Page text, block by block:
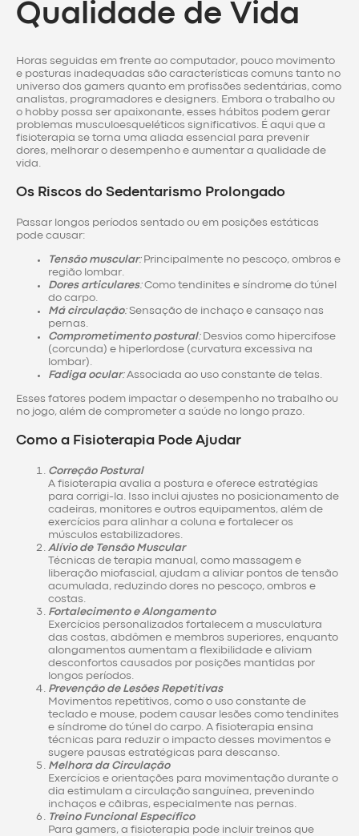
Qualidade de Vida
Horas seguidas em frente ao computador, pouco movimento
e posturas inadequadas são características comuns tanto no
universo dos gamers quanto em profissões sedentárias, como
analistas, programadores e designers. Embora o trabalho ou
o hobby possa ser apaixonante, esses hábitos podem gerar
problemas musculoesqueléticos significativos. É aqui que a
fisioterapia se torna uma aliada essencial para prevenir
dores, melhorar o desempenho e aumentar a qualidade de
vida.
Os Riscos do Sedentarismo Prolongado
Passar longos períodos sentado ou em posições estáticas
pode causar:
Tensão muscular:Principalmente no pescoço, ombros e
região lombar.
Dores articulares:Como tendinites e síndrome do túnel
do carpo.
Má circulação:Sensação de inchaço e cansaço nas
pernas.
Comprometimento postural:Desvios como hipercifose
(corcunda) e hiperlordose (curvatura excessiva na
lombar).
Fadiga ocular:Associada ao uso constante de telas.
Esses fatores podem impactar o desempenho no trabalho ou
no jogo, além de comprometer a saúde no longo prazo.
Como a Fisioterapia Pode Ajudar
Correção Postural
A fisioterapia avalia a postura e oferece estratégias
para corrigi-la. Isso inclui ajustes no posicionamento de
cadeiras, monitores e outros equipamentos, além de
exercícios para alinhar a coluna e fortalecer os
músculos estabilizadores.
Alívio de Tensão Muscular
Técnicas de terapia manual, como massagem e
liberação miofascial, ajudam a aliviar pontos de tensão
acumulada, reduzindo dores no pescoço, ombros e
costas.
Fortalecimento e Alongamento
Exercícios personalizados fortalecem a musculatura
das costas, abdômen e membros superiores, enquanto
alongamentos aumentam a flexibilidade e aliviam
desconfortos causados por posições mantidas por
longos períodos.
Prevenção de Lesões Repetitivas
Movimentos repetitivos, como o uso constante de
teclado e mouse, podem causar lesões como tendinites
e síndrome do túnel do carpo. A fisioterapia ensina
técnicas para reduzir o impacto desses movimentos e
sugere pausas estratégicas para descanso.
Melhora da Circulação
Exercícios e orientações para movimentação durante o
dia estimulam a circulação sanguínea, prevenindo
inchaços e cãibras, especialmente nas pernas.
Treino Funcional Específico
Para gamers, a fisioterapia pode incluir treinos que